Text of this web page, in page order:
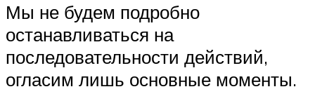
Мы не будем подробно
останавливаться на
последовательности действий,
огласим лишь основные моменты.